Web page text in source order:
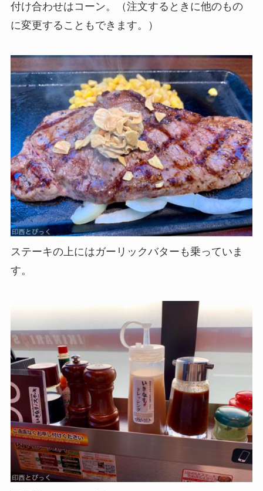
付け合わせはコーン。（注文するときに他のもの
に変更することもできます。）
ステーキの上にはガーリックバターも乗っていま
す。